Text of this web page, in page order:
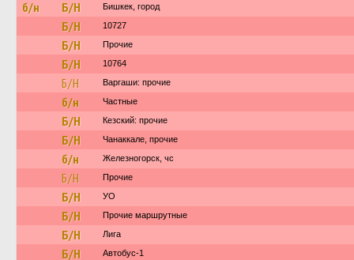
б/н Б/Н Бишкек, город
Б/Н 10727
Б/Н Прочие
Б/Н 10764
Б/Н Варгаши: прочие
б/н Частные
Б/Н Кезский: прочие
Б/Н Чанаккале, прочие
б/н Железногорск, чс
Б/Н Прочие
Б/Н УО
Б/Н Прочие маршрутные
Б/Н Лига
Б/Н Автобус-1